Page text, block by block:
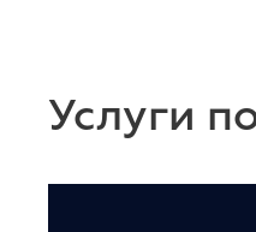
Услуги